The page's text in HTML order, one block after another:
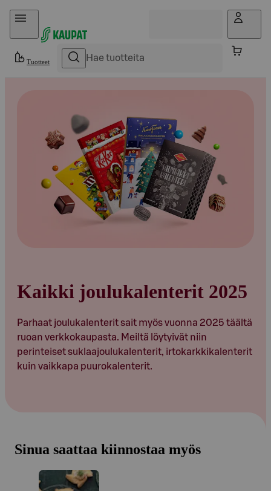
Hyppää sisältöön
Tuotteet
Kaikki joulukalenterit 2025
Parhaat joulukalenterit sait myös vuonna 2025 täältä
ruoan verkkokaupasta. Meiltä löytyivät niin
perinteiset suklaajoulukalenterit, irtokarkkikalenterit
kuin vaikkapa puurokalenterit.
Sinua saattaa kiinnostaa myös